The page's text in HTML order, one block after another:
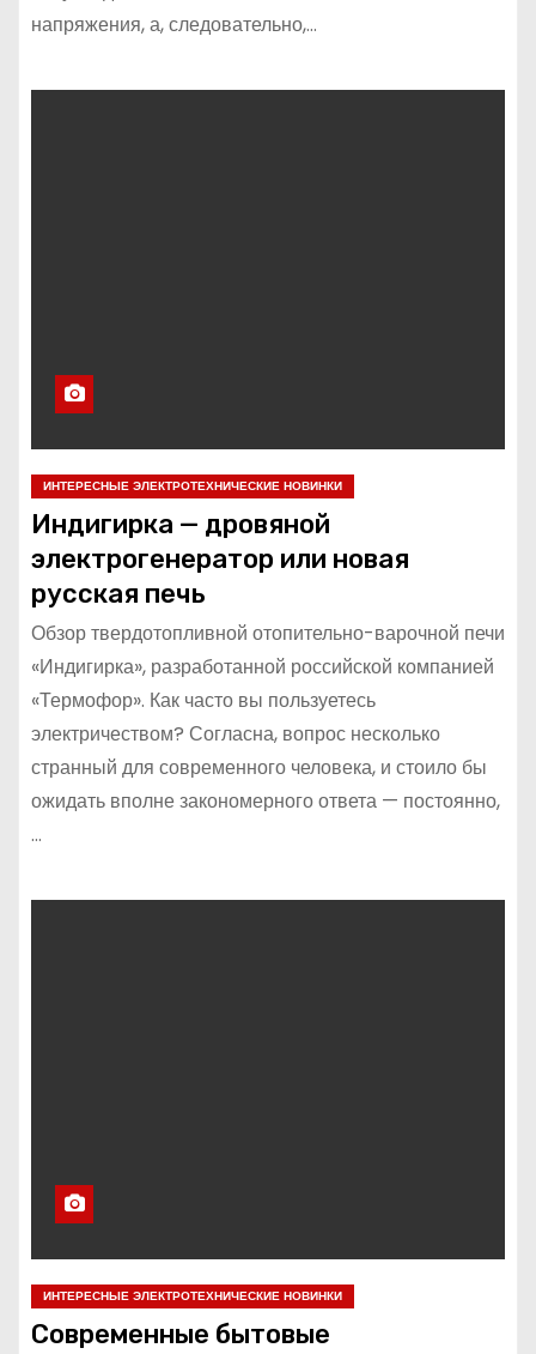
напряжения, а, следовательно,…
ИНТЕРЕСНЫЕ ЭЛЕКТРОТЕХНИЧЕСКИЕ НОВИНКИ
Индигирка — дровяной
электрогенератор или новая
русская печь
Обзор твердотопливной отопительно-варочной печи
«Индигирка», разработанной российской компанией
«Термофор». Как часто вы пользуетесь
электричеством? Согласна, вопрос несколько
странный для современного человека, и стоило бы
ожидать вполне закономерного ответа — постоянно,
…
ИНТЕРЕСНЫЕ ЭЛЕКТРОТЕХНИЧЕСКИЕ НОВИНКИ
Современные бытовые